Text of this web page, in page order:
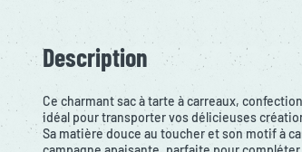
Description
Ce charmant sac à tarte à carreaux,
idéal pour transporter vos délicieuses
Sa matière douce au toucher et son motif à